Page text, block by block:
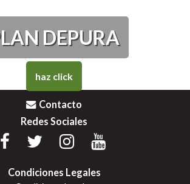
DEPURA
haz click
Contacto
Redes Sociales
Condiciones Legales